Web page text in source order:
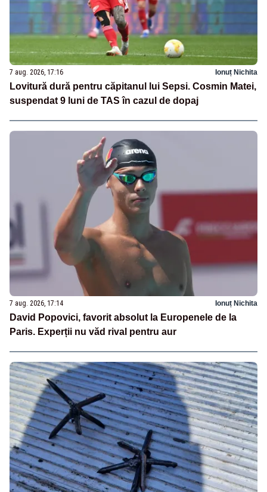
7 aug. 2026, 17:16 Ionuț Nichita
Lovitură dură pentru căpitanul lui Sepsi. Cosmin Matei,
suspendat 9 luni de TAS în cazul de dopaj
7 aug. 2026, 17:14 Ionuț Nichita
David Popovici, favorit absolut la Europenele de la
Paris. Experții nu văd rival pentru aur